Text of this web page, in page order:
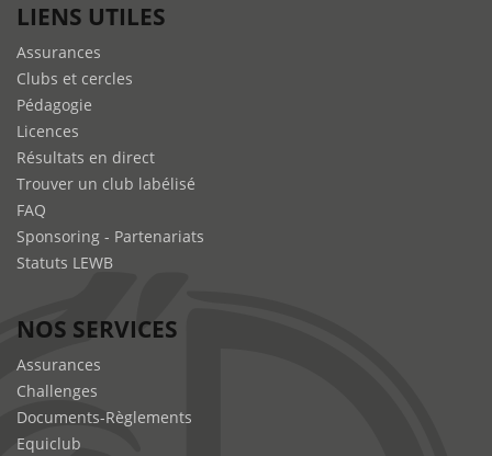
LIENS UTILES
Assurances
Clubs et cercles
Pédagogie
Licences
Résultats en direct
Trouver un club labélisé
FAQ
Sponsoring - Partenariats
Statuts LEWB
NOS SERVICES
Assurances
Challenges
Documents-Règlements
Equiclub